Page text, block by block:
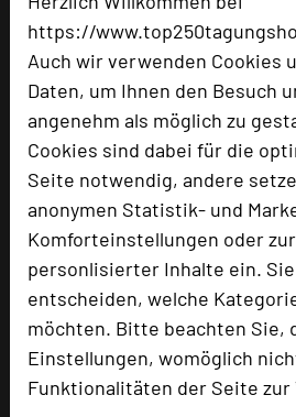
https://
Auch wir verwenden Cookies
Daten, um Ihnen den Besuch
angenehm als möglich zu
Cookies sind dabei für die
Seite notwendig, andere
anonymen Statistik- und
Komforteinstellungen oder
personlisierter Inhalte ein.
entscheiden, welche
möchten. Bitte beachten Sie,
Einstellungen, womöglich
Funktionalitäten der Seite
Besonders geeignet für
Seminar, Konferenz, Klausur
2124 Seiten dieses Hotels
vergangenen 30 Tagen auf
Impressum zum Hotel
Für die Verwendung der Bilder haben
Nutzungsrechte für dieses Portal